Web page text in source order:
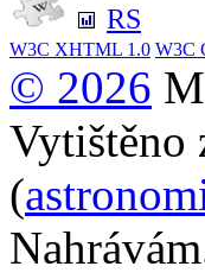
RS
W3C XHTML 1.0 W3C
© 2026
Vytištěno
(